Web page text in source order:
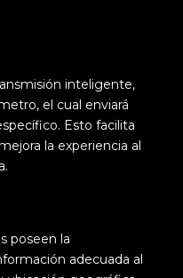
inteligente,
el cual enviará
Esto facilita
la experiencia al
poseen la
adecuada al